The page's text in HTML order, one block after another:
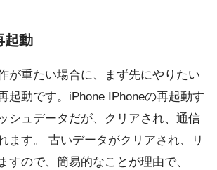
起動
が重たい場合に、まず先にやりたい
起動です。iPhone IPhoneの再起動す
シュデータだが、クリアされ、通信
ます。 古いデータがクリアされ、リ
すので、簡易的なことが理由で、